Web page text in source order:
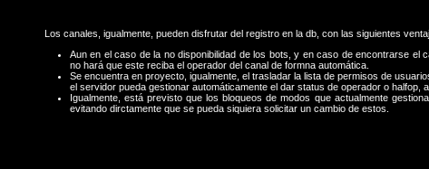
Los canales, igualmente, pueden disfrutar del registro en la db, con las siguientes
Aun en el caso de la no disponibilidad de los bots, y en caso de encontrarse el
no hará que este reciba el operador del canal de formna automática.
Se encuentra en proyecto, igualmente, el trasladar la lista de permisos de
el servidor pueda gestionar automáticamente el dar status de operador o halfop,
Igualmente, está previsto que los bloqueos de modos que actualmente
evitando dirctamente que se pueda siquiera solicitar un cambio de estos.